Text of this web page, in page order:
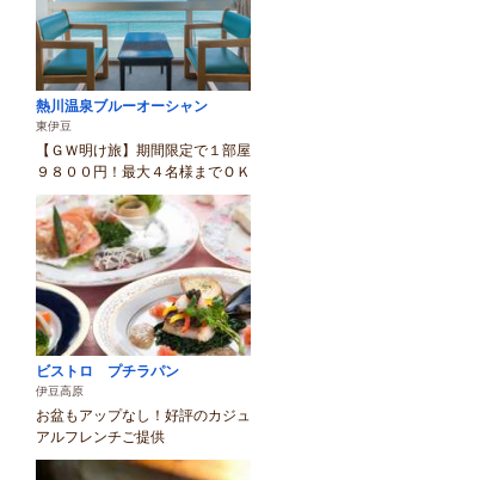
熱川温泉ブルーオーシャン
東伊豆
【ＧＷ明け旅】期間限定で１部屋
９８００円！最大４名様までＯＫ
ビストロ プチラパン
伊豆高原
お盆もアップなし！好評のカジュ
アルフレンチご提供